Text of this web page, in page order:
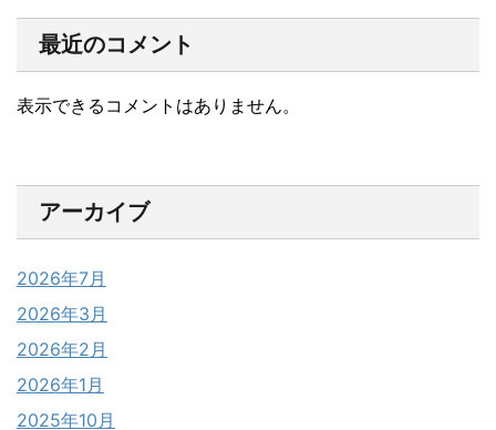
最近のコメント
表示できるコメントはありません。
アーカイブ
2026年7月
2026年3月
2026年2月
2026年1月
2025年10月